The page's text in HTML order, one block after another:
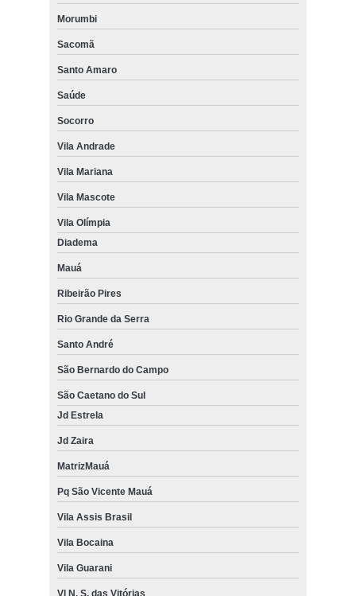
Morumbi
Sacomã
Santo Amaro
Saúde
Socorro
Vila Andrade
Vila Mariana
Vila Mascote
Vila Olímpia
Diadema
Mauá
Ribeirão Pires
Rio Grande da Serra
Santo André
São Bernardo do Campo
São Caetano do Sul
Jd Estrela
Jd Zaira
MatrizMauá
Pq São Vicente Mauá
Vila Assis Brasil
Vila Bocaina
Vila Guarani
Vl N. S. das Vitórias